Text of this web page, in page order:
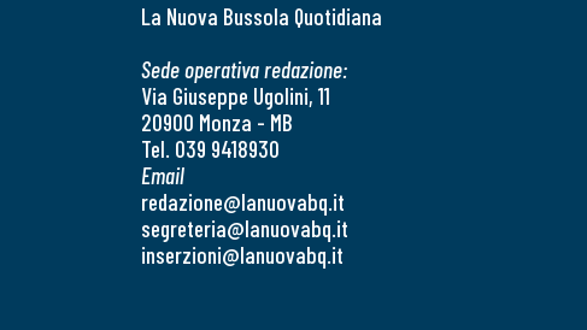
La Nuova Bussola Quotidiana
Sede operativa redazione:
Via Giuseppe Ugolini, 11
20900 Monza - MB
Tel. 039 9418930
Email
redazione@lanuovabq.it
segreteria@lanuovabq.it
inserzioni@lanuovabq.it